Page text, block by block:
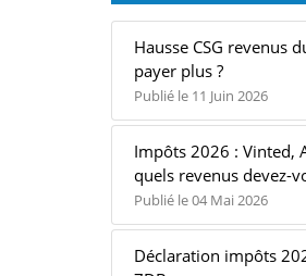
Hausse CSG revenus
payer plus ?
Publié le 11 Juin 2026
Impôts 2026 : Vinted,
quels revenus devez-
Publié le 04 Mai 2026
Déclaration impôts